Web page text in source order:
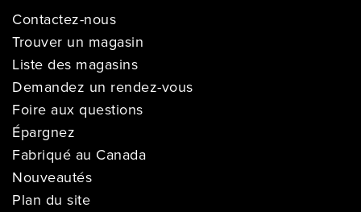
Contactez-nous
Trouver un magasin
Liste des magasins
Demandez un rendez-vous
Foire aux questions
Épargnez
Fabriqué au Canada
Nouveautés
Plan du site